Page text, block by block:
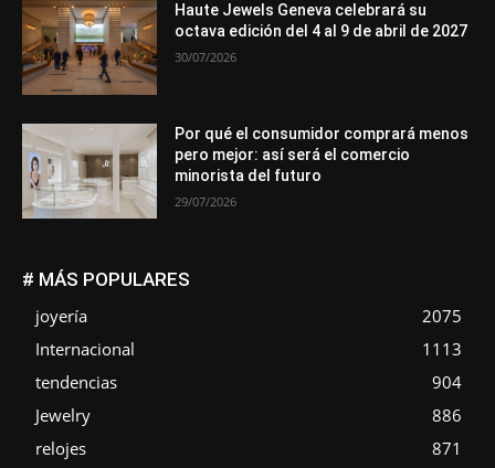
Haute Jewels Geneva celebrará su
octava edición del 4 al 9 de abril de 2027
30/07/2026
Por qué el consumidor comprará menos
pero mejor: así será el comercio
minorista del futuro
29/07/2026
# MÁS POPULARES
joyería
2075
Internacional
1113
tendencias
904
Jewelry
886
relojes
871